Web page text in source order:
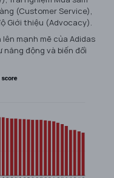
(Customer Service),
Giới thiệu (Advocacy).
mạnh mẽ của Adidas
động và biến đổi